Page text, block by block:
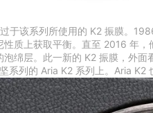
该系列所使用的 K2 振膜。
质上获取平衡。直至 2016 年
绵层。此一新的 K2 振膜，外
列的 Aria K2 系列上。Aria K2